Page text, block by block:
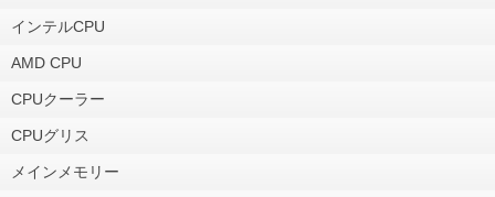
インテルCPU
AMD CPU
CPUクーラー
CPUグリス
メインメモリー